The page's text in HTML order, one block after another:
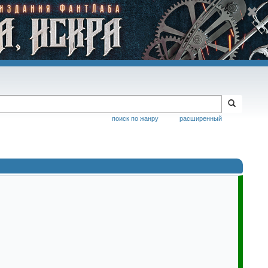
расширенный
поиск по жанру